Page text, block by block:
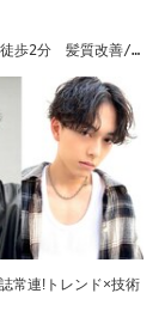
歩2分 髪質改善/ブ
常連!トレンド×技術